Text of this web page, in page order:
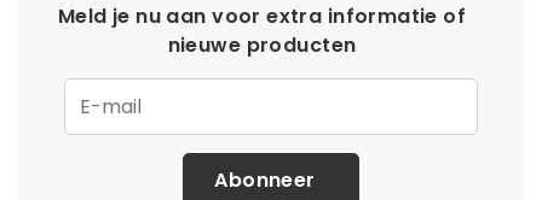
Meld je nu aan voor extra informatie of
nieuwe producten
Abonneer